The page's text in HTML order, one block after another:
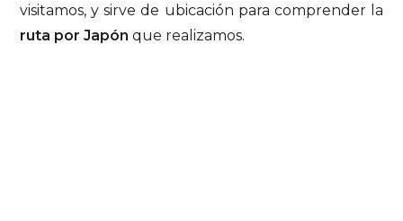
visitamos, y sirve de ubicación para comprender la
ruta por Japón que realizamos.